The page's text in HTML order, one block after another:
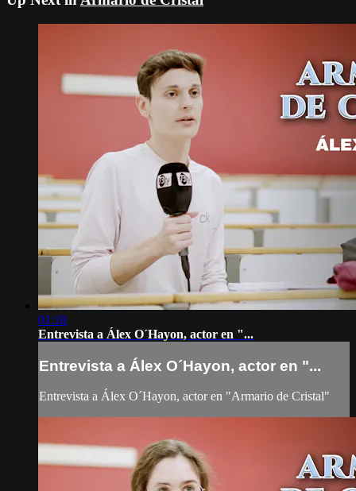
01:18
Entrevista a Álex O´Hayon, actor en "...
Entrevista a Álex O´Hayon, actor en "...
Entrevista a Álex O´Hayon, actor en "Armario de Cristal"